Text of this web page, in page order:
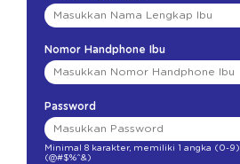
Nomor Handphone Ibu
Password
Minimal 8 karakter, memiliki 1 angka (0-9)
(@#$%^&)